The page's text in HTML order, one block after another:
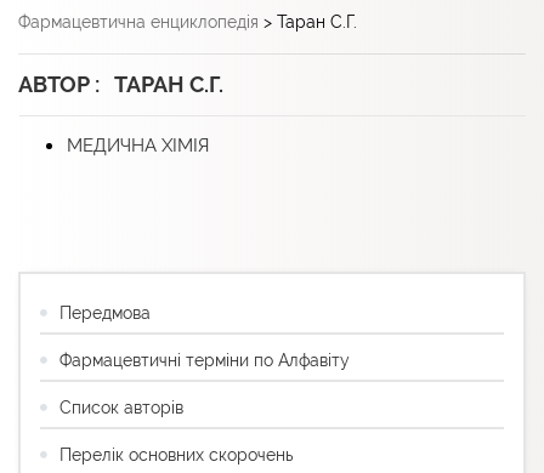
Фармацевтична енциклопедія > Таран С.Г.
АВТОР : ТАРАН С.Г.
МЕДИЧНА ХІМІЯ
Передмова
Фармацевтичні терміни по Алфавіту
Список авторів
Перелік основних скорочень